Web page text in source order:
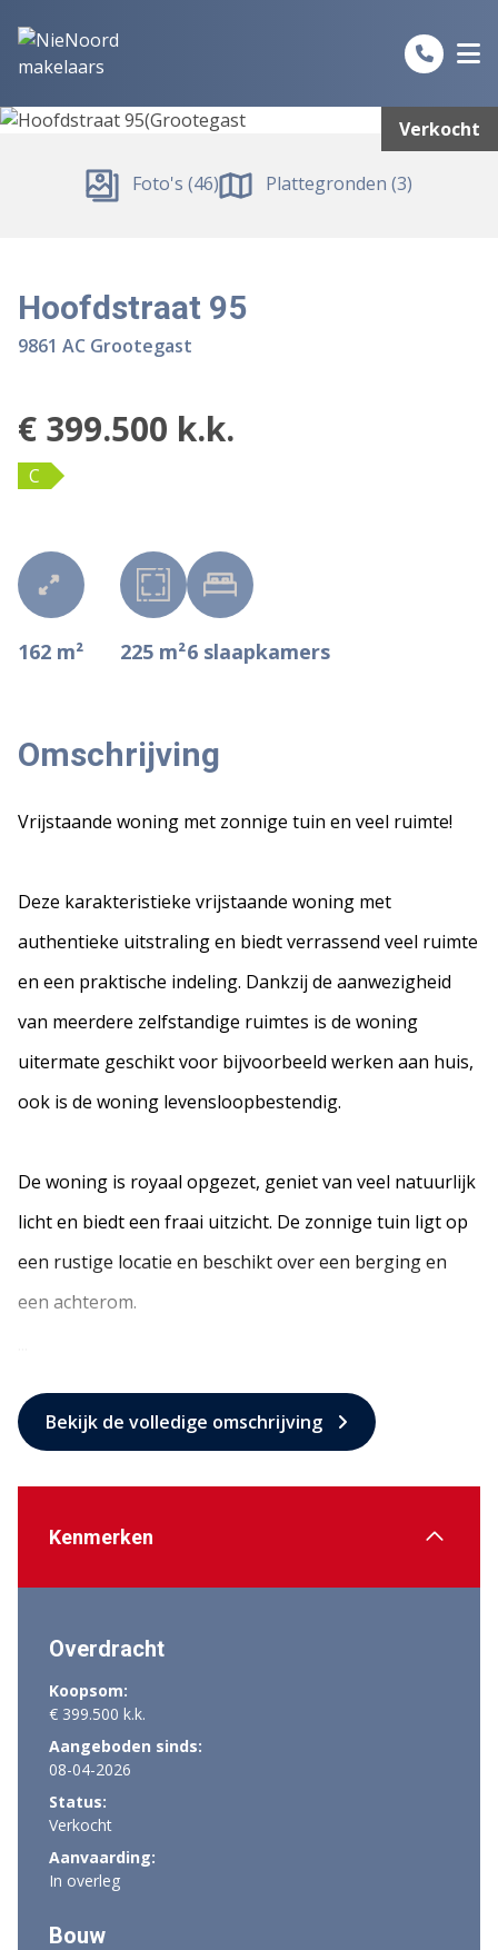
Verkocht
Foto's (46) Plattegronden (3)
Hoofdstraat 95
9861 AC Grootegast
€ 399.500 k.k.
C
162 m² 225 m²6 slaapkamers
Omschrijving
Vrijstaande woning met zonnige tuin en veel ruimte!
Deze karakteristieke vrijstaande woning met
authentieke uitstraling en biedt verrassend veel ruimte
en een praktische indeling. Dankzij de aanwezigheid
van meerdere zelfstandige ruimtes is de woning
uitermate geschikt voor bijvoorbeeld werken aan huis,
ook is de woning levensloopbestendig.
De woning is royaal opgezet, geniet van veel natuurlijk
licht en biedt een fraai uitzicht. De zonnige tuin ligt op
een rustige locatie en beschikt over een berging en
een achterom.
Bekijk de volledige omschrijving
Kenmerken
Overdracht
Koopsom:
€ 399.500 k.k.
Aangeboden sinds:
08-04-2026
Status:
Verkocht
Aanvaarding:
In overleg
Bouw